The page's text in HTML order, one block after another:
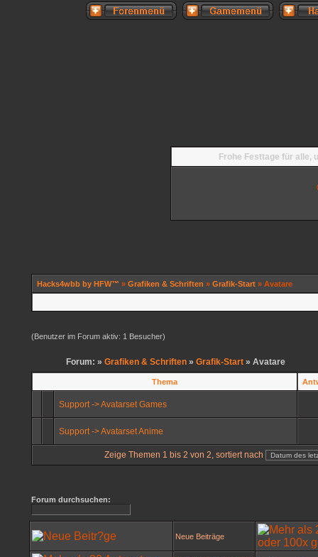
Frohe Festtage für alle,
Hacks4wbb by HFW™ » Grafiken & Schriften » Grafik-Start » Avatare
(Benutzer im Forum aktiv: 1 Besucher)
Forum: » Grafiken & Schriften » Grafik-Start » Avatare
Thema
Support -> Avatarset Games
Support -> Avatarset Anime
Zeige Themen 1 bis 2 von 2, sortiert nach
Forum durchsuchen:
Neue Beiträge